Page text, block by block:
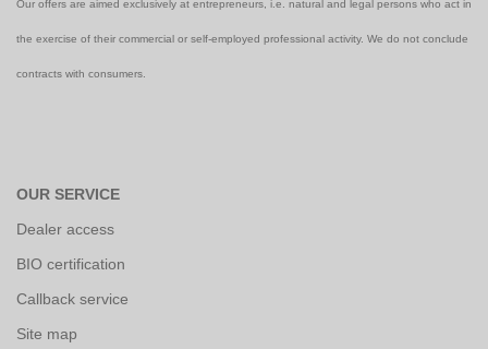
Our offers are aimed exclusively at entrepreneurs, i.e. natural and legal persons who act in
the exercise of their commercial or self-employed professional activity. We do not conclude
contracts with consumers.
OUR SERVICE
Dealer access
BIO certification
Callback service
Site map